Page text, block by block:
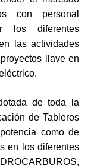
con personal
los diferentes
las actividades
llave en
de toda la
de Tableros
como de
en los diferentes